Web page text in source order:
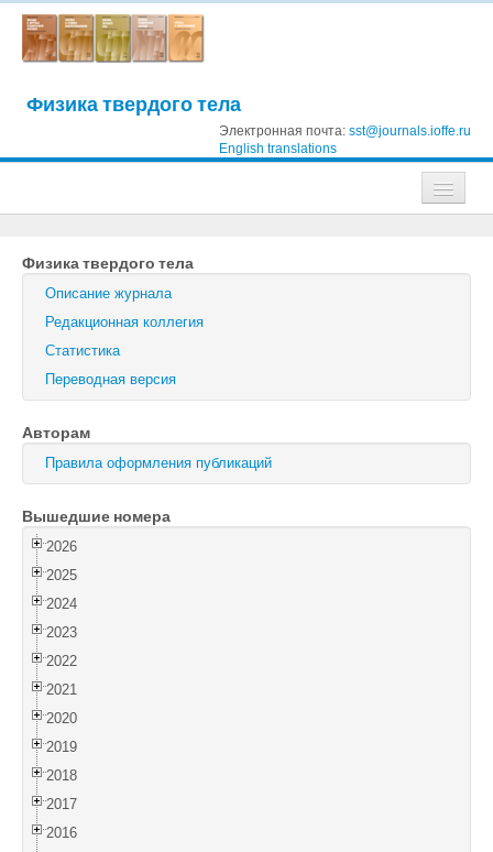
Физика твердого тела
Электронная почта: sst@journals.ioffe.ru
English translations
Журнал технической физики
Письма в Журнал технической физики
Физика твердого тела
Физика и техника полупроводников
Оптика и спектроскопия
Поиск
Войти
Физика твердого тела
Описание журнала
Редакционная коллегия
Статистика
Переводная версия
Авторам
Правила оформления публикаций
Вышедшие номера
2026
2025
2024
2023
2022
2021
2020
2019
2018
2017
2016